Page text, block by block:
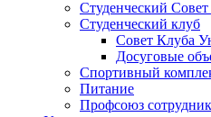
Студенческий
Студенческий клуб
Совет Клуба
Досуговые
Спортивный
Питание
Профсоюз